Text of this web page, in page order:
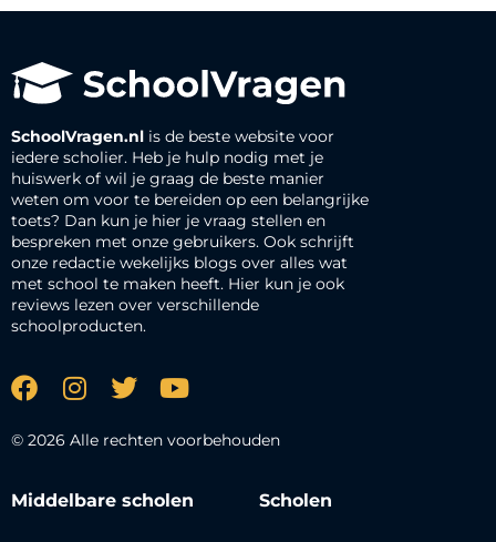
SchoolVragen.nl is de beste website voor
iedere scholier. Heb je hulp nodig met je
huiswerk of wil je graag de beste manier
weten om voor te bereiden op een belangrijke
toets? Dan kun je hier je vraag stellen en
bespreken met onze gebruikers. Ook schrijft
onze redactie wekelijks blogs over alles wat
met school te maken heeft. Hier kun je ook
reviews lezen over verschillende
schoolproducten.
© 2026 Alle rechten voorbehouden
Middelbare scholen Scholen